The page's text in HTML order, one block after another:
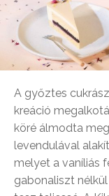
A győztes
kreáció
köré álmodta
levendulával
melyet a vaníliás
gabonaliszt